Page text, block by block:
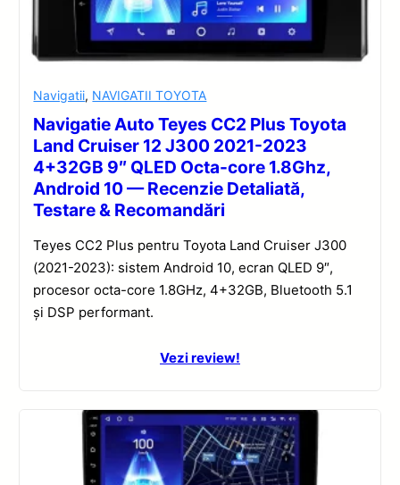
Navigatii, NAVIGATII TOYOTA
Navigatie Auto Teyes CC2 Plus Toyota
Land Cruiser 12 J300 2021-2023
4+32GB 9″ QLED Octa-core 1.8Ghz,
Android 10 — Recenzie Detaliată,
Testare & Recomandări
Teyes CC2 Plus pentru Toyota Land Cruiser J300
(2021-2023): sistem Android 10, ecran QLED 9″,
procesor octa-core 1.8GHz, 4+32GB, Bluetooth 5.1
și DSP performant.
Vezi review!